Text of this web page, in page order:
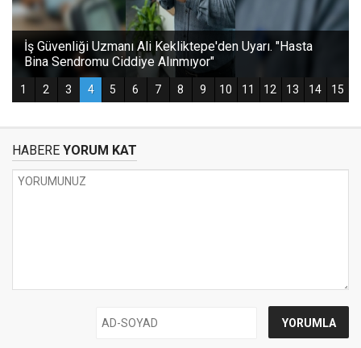
HABERE YORUM KAT